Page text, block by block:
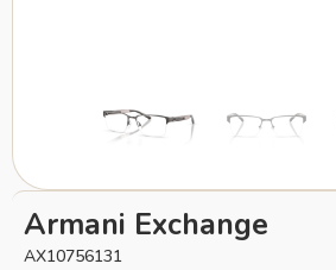
Armani Exchange
AX10756131